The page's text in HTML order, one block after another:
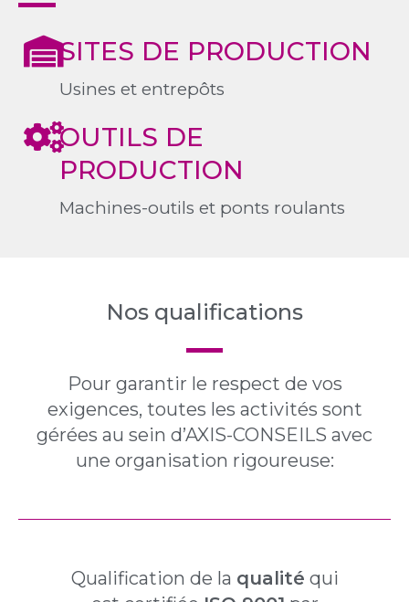
SITES DE PRODUCTION
Usines et entrepôts
OUTILS DE
PRODUCTION
Machines-outils et ponts roulants
Nos qualifications
Pour garantir le respect de vos
exigences, toutes les activités sont
gérées au sein d’AXIS-CONSEILS avec
une organisation rigoureuse:
Qualification de la qualité qui